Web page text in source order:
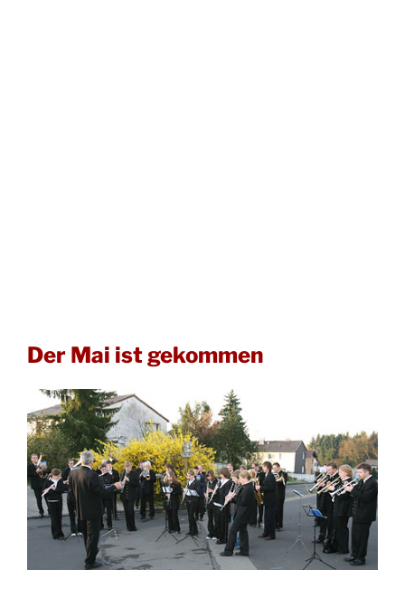
Der Mai ist gekommen